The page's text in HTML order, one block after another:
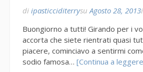
di ipasticciditerrysu Agosto 28, 2013
Buongiorno a tutti! Girando per i
accorta che siete rientrati quasi
piacere, cominciavo a sentirmi
sodio famosa… [Continua a